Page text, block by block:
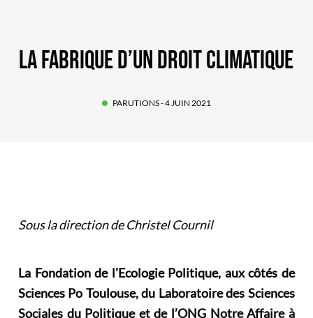
LA FABRIQUE D’UN DROIT CLIMATIQUE
PARUTIONS- 4 JUIN 2021
Sous la direction de Christel Cournil
La Fondation de l’Ecologie Politique, aux côtés de
Sciences Po Toulouse, du Laboratoire des Sciences
Sociales du Politique et de l’ONG Notre Affaire à